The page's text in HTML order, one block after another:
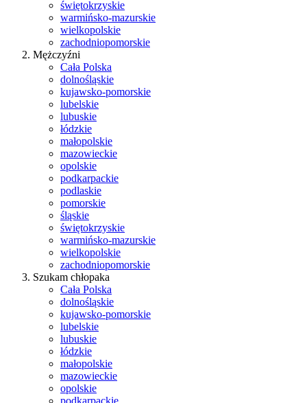
świętokrzyskie
warmińsko-mazurskie
wielkopolskie
zachodniopomorskie
Mężczyźni
Cała Polska
dolnośląskie
kujawsko-pomorskie
lubelskie
lubuskie
łódzkie
małopolskie
mazowieckie
opolskie
podkarpackie
podlaskie
pomorskie
śląskie
świętokrzyskie
warmińsko-mazurskie
wielkopolskie
zachodniopomorskie
Szukam chłopaka
Cała Polska
dolnośląskie
kujawsko-pomorskie
lubelskie
lubuskie
łódzkie
małopolskie
mazowieckie
opolskie
podkarpackie